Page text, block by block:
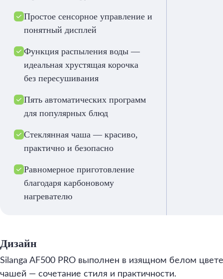
Простое сенсорное управление и
понятный дисплей
Функция распыления воды —
идеальная хрустящая корочка
без пересушивания
Пять автоматических программ
для популярных блюд
Стеклянная чаша — красиво,
практично и безопасно
Равномерное приготовление
благодаря карбоновому
нагревателю
Дизайн
Silanga AF500 PRO выполнен в изящном белом
чашей — сочетание стиля и практичности.